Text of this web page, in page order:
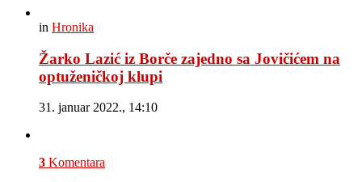
in Hronika
Žarko Lazić iz Borče zajedno sa Jovičićem na
optuženičkoj klupi
31. januar 2022., 14:10
3 Komentara